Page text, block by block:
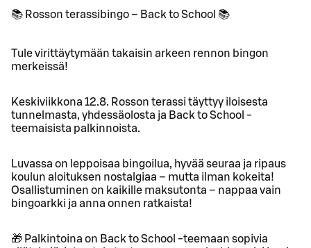
📚 Rosson terassibingo – Back to School 📚
Tule virittäytymään takaisin arkeen rennon bingon
merkeissä!
Keskiviikkona 12.8. Rosson terassi täyttyy iloisesta
tunnelmasta, yhdessäolosta ja Back to School -
teemaisista palkinnoista.
Luvassa on leppoisaa bingoilua, hyvää seuraa ja ripaus
koulun aloituksen nostalgiaa – mutta ilman kokeita!
Osallistuminen on kaikille maksutonta – nappaa vain
bingoarkki ja anna onnen ratkaista!
🎁 Palkintoina on Back to School -teemaan sopivia